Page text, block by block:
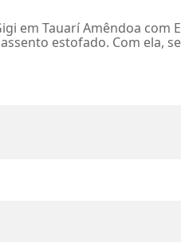
em Tauarí Amêndoa com
estofado. Com ela,